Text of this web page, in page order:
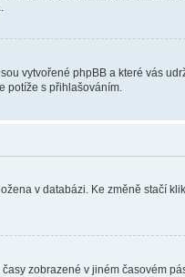
vytvořené phpBB a které vás
potíže s přihlašováním.
v databázi. Ke změně stačí
zobrazené v jiném časovém